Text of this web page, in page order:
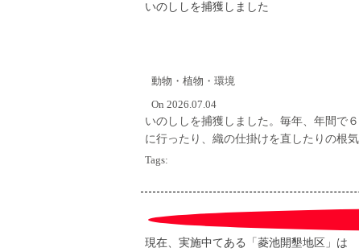
いのししを捕獲しました
動物・植物・環境
On 2026.07.04
いのししを捕獲しました。毎年、年間で
に行ったり、織の仕掛けを直したりの根
Tags:
現在、実施中てある「菱池開墾地区」は